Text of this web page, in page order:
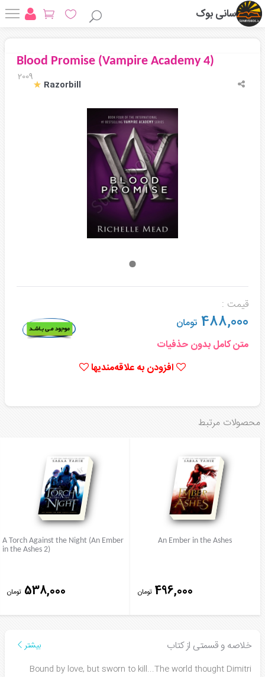
سانی بوک
Blood Promise (Vampire Academy 4)
2009
Razorbill
قیمت :
488,000 تومان
متن کامل بدون حذفیات
افزودن به علاقه‌مندیها
محصولات مرتبط
An Ember in the Ashes
496,000 تومان
A Torch Against the Night (An Ember
in the Ashes 2)
538,000 تومان
خلاصه و قسمتی از کتاب
بیشتر
Bound by love, but sworn to kill...The world thought Dimitri